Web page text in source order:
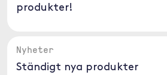
produkter!
Nyheter
Ständigt nya produkter